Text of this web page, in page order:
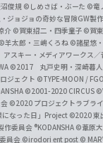
l
俊規 ©しめさば・ぶーた ©竜
ジョジョの奇妙な冒険GW製
介 ©賀東招二・四季童子 ©賀
©羊太郎・三嶋くろね ©諸星悠
スキー・メディアワークス／
©2017 丸戸史明・深崎暮人
ジェクト ©TYPE-MOON /
©2001-2020 CIRCUS
©2020 プロジェクトラブラ
になった日」Project ©2020 東
委員会 ®KODANSHA ©葦原
員会 ©irodori ent post ©